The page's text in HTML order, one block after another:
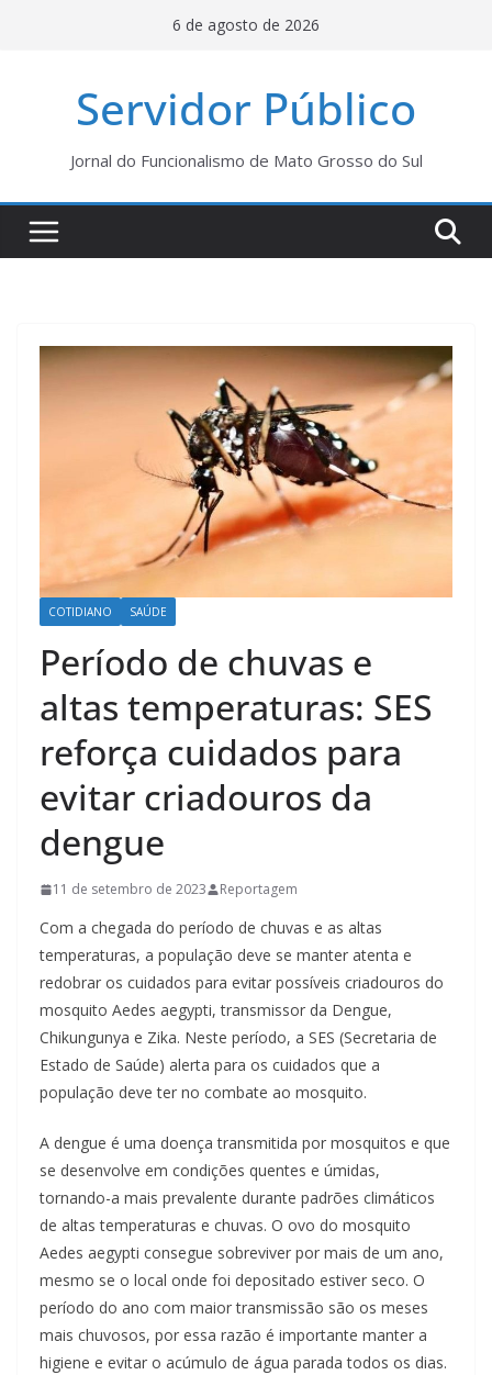
6 de agosto de 2026
Servidor Público
Jornal do Funcionalismo de Mato Grosso do Sul
COTIDIANO SAÚDE
Período de chuvas e
altas temperaturas: SES
reforça cuidados para
evitar criadouros da
dengue
11 de setembro de 2023 Reportagem
Com a chegada do período de chuvas e as altas
temperaturas, a população deve se manter atenta e
redobrar os cuidados para evitar possíveis criadouros do
mosquito Aedes aegypti, transmissor da Dengue,
Chikungunya e Zika. Neste período, a SES (Secretaria de
Estado de Saúde) alerta para os cuidados que a
população deve ter no combate ao mosquito.
A dengue é uma doença transmitida por mosquitos e que
se desenvolve em condições quentes e úmidas,
tornando-a mais prevalente durante padrões climáticos
de altas temperaturas e chuvas. O ovo do mosquito
Aedes aegypti consegue sobreviver por mais de um ano,
mesmo se o local onde foi depositado estiver seco. O
período do ano com maior transmissão são os meses
mais chuvosos, por essa razão é importante manter a
higiene e evitar o acúmulo de água parada todos os dias.